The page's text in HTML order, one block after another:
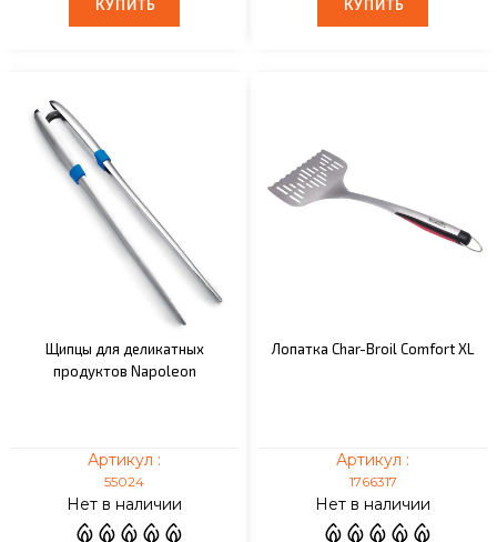
КУПИТЬ
КУПИТЬ КУПИТЬ
КУПИТЬ
Щипцы для деликатных
продуктов Napoleon
Артикул :
55024
Нет в наличии
Лопатка Char-Broil Comfort XL
Артикул :
1766317
Нет в наличии